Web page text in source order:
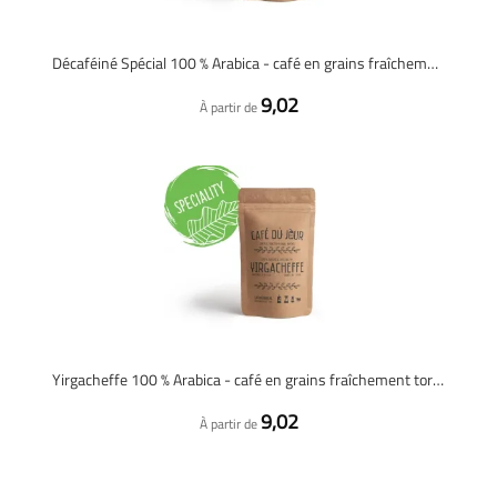
Décaféiné Spécial 100 % Arabica - café en grains fraîchement torréfié
À partir de9,02
Yirgacheffe 100 % Arabica - café en grains fraîchement torréfié
À partir de9,02